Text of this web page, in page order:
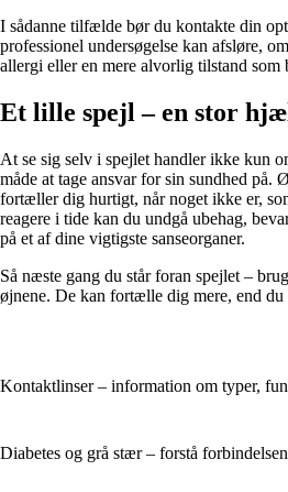
I sådanne tilfælde bør du kontakte din
professionel undersøgelse kan afsløre,
allergi eller en mere alvorlig tilstand som
Et lille spejl – en stor
At se sig selv i spejlet handler ikke kun
måde at tage ansvar for sin sundhed på.
fortæller dig hurtigt, når noget ikke er,
reagere i tide kan du undgå ubehag,
på et af dine vigtigste sanseorganer.
Så næste gang du står foran spejlet –
øjnene. De kan fortælle dig mere, end du
Kontaktlinser – information om typer,
Diabetes og grå stær – forstå forbindelsen